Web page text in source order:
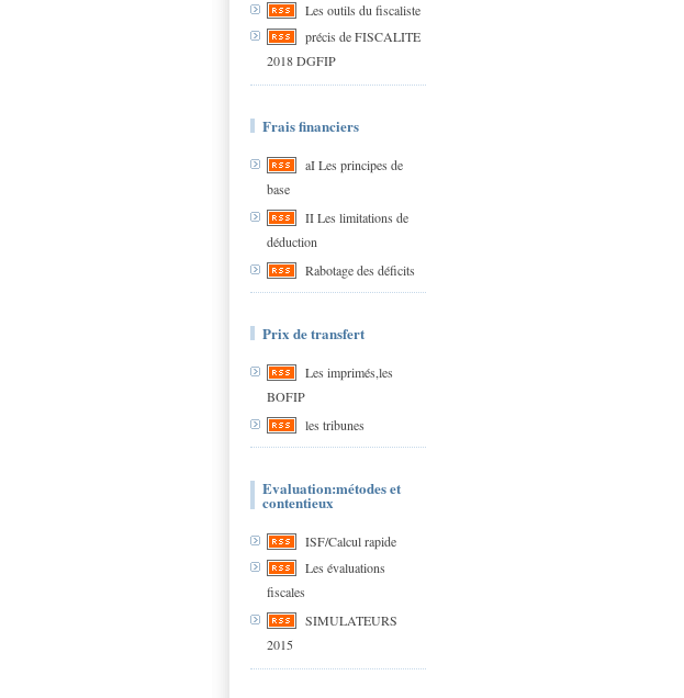
Les outils du fiscaliste
précis de FISCALITE
2018 DGFIP
Frais financiers
aI Les principes de
base
II Les limitations de
déduction
Rabotage des déficits
Prix de transfert
Les imprimés,les
BOFIP
les tribunes
Evaluation:métodes et
contentieux
ISF/Calcul rapide
Les évaluations
fiscales
SIMULATEURS
2015